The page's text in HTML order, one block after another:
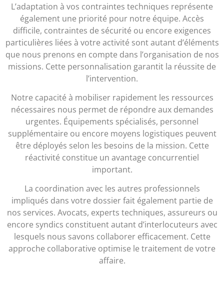
L’adaptation à vos contraintes techniques représente
également une priorité pour notre équipe. Accès
difficile, contraintes de sécurité ou encore exigences
particulières liées à votre activité sont autant d’éléments
que nous prenons en compte dans l’organisation de nos
missions. Cette personnalisation garantit la réussite de
l’intervention.
Notre capacité à mobiliser rapidement les ressources
nécessaires nous permet de répondre aux demandes
urgentes. Équipements spécialisés, personnel
supplémentaire ou encore moyens logistiques peuvent
être déployés selon les besoins de la mission. Cette
réactivité constitue un avantage concurrentiel
important.
La coordination avec les autres professionnels
impliqués dans votre dossier fait également partie de
nos services. Avocats, experts techniques, assureurs ou
encore syndics constituent autant d’interlocuteurs avec
lesquels nous savons collaborer efficacement. Cette
approche collaborative optimise le traitement de votre
affaire.